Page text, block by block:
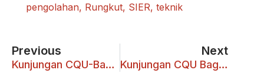
pengolahan, Rungkut, SIER, teknik
Previous
Kunjungan CQU-Bagian Pertama
Next
Kunjungan CQU Bagian ke-Dua